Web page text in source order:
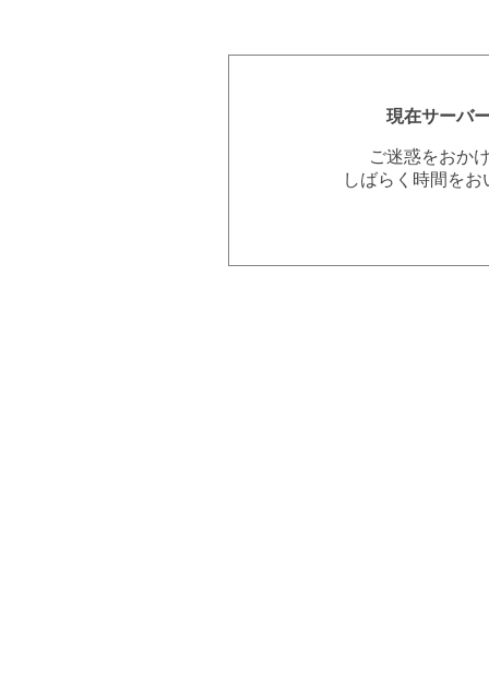
現在サーバ
ご迷惑をおか
しばらく時間を